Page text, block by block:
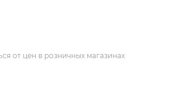
от цен в розничных магазинах